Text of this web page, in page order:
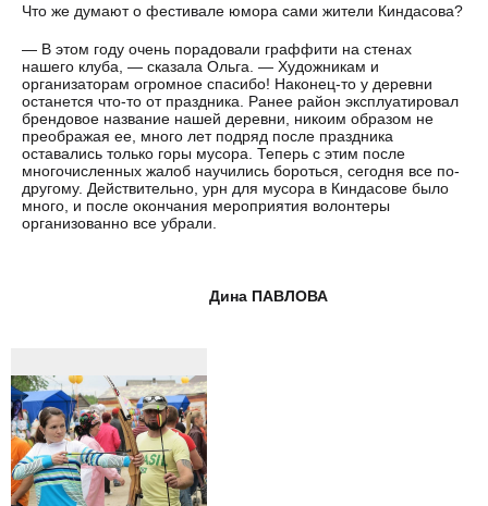
Что же думают о фестивале юмора сами жители Киндасова?
— В этом году очень порадовали граффити на стенах
нашего клуба, — сказала Ольга. — Художникам и
организаторам огромное спасибо! Наконец-то у деревни
останется что-то от праздника. Ранее район эксплуатировал
брендовое название нашей деревни, никоим образом не
преображая ее, много лет подряд после праздника
оставались только горы мусора. Теперь с этим после
многочисленных жалоб научились бороться, сегодня все по-
другому. Действительно, урн для мусора в Киндасове было
много, и после окончания мероприятия волонтеры
организованно все убрали.
Дина ПАВЛОВА